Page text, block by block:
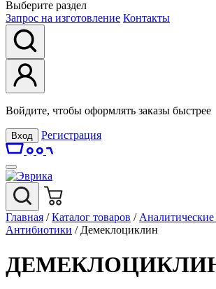
Выберите раздел
Запрос на изготовление Контакты
Войдите, чтобы оформлять заказы быстрее
Вход Регистрация
Главная / Каталог товаров / Аналитические
Антибиотики / Демеклоциклин